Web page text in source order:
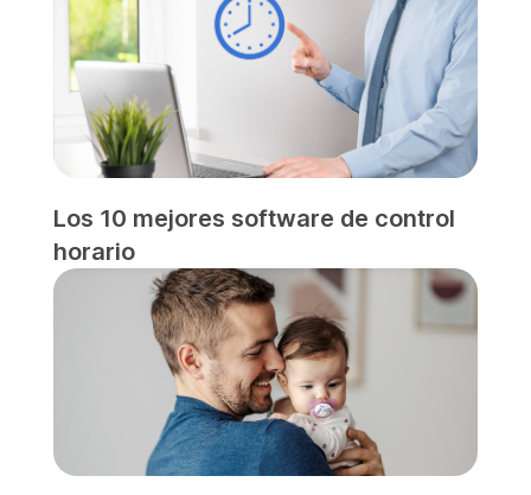
Los 10 mejores software de control
horario